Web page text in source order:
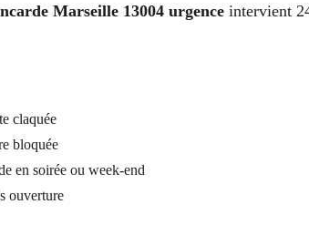
Marseille 13004 urgence intervient
claquée
bloquée
en soirée ou week-end
ouverture